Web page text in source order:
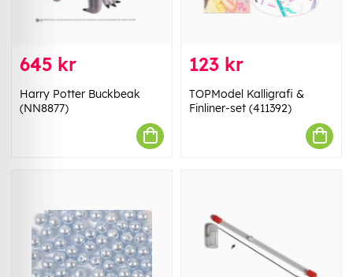
645 kr
Harry Potter Buckbeak
(NN8877)
123 kr
TOPModel Kalligrafi &
Finliner-set (411392)